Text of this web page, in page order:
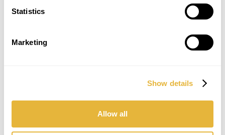
Statistics
Marketing
Show details
Allow all
gerar mais um fator de atratividade que
contribua para a fixação de população no
Uma aposta cada vez mais forte por
Minigolfe nos últimos anos. Os casos mais